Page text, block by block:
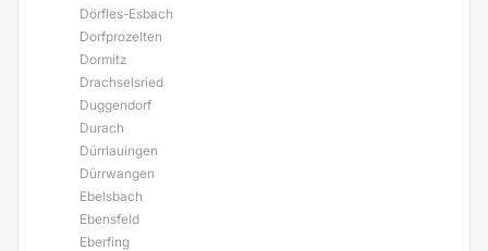
Dörfles-Esbach
Dorfprozelten
Dormitz
Drachselsried
Duggendorf
Durach
Dürrlauingen
Dürrwangen
Ebelsbach
Ebensfeld
Eberfing